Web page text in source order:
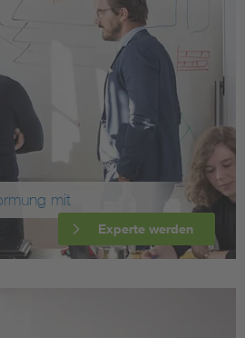
mit
Experte werden